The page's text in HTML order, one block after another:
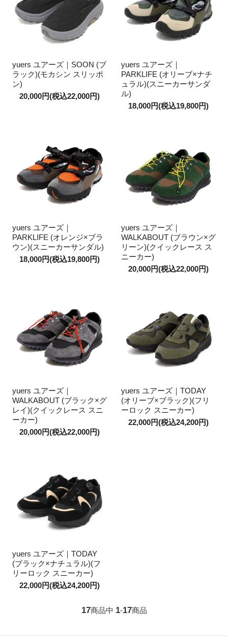
yuers ユアーズ｜SOON (ブ
ラック)(モカシン スリッポ
ン)
20,000円(税込22,000円)
yuers ユアーズ｜
PARKLIFE (オリーブ×ナチ
ュラル)(スニーカーサンダ
ル)
18,000円(税込19,800円)
yuers ユアーズ｜
PARKLIFE (オレンジ×ブラ
ウン)(スニーカーサンダル)
18,000円(税込19,800円)
yuers ユアーズ｜
WALKABOUT (ブラウン×グ
リーン)(クイックレース ス
ニーカー)
20,000円(税込22,000円)
yuers ユアーズ｜
WALKABOUT (ブラック×グ
レイ)(クイックレース スニ
ーカー)
20,000円(税込22,000円)
yuers ユアーズ｜TODAY
(オリーブ×ブラック)(フリ
ーロック スニーカー)
22,000円(税込24,200円)
yuers ユアーズ｜TODAY
(ブラック×ナチュラル)(フ
リーロック スニーカー)
22,000円(税込24,200円)
17商品中 1-17商品